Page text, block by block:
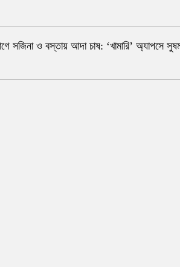
সজিনা ও বস্তায় আদা চাষ: ‘খামারি’ অ্যাপসে